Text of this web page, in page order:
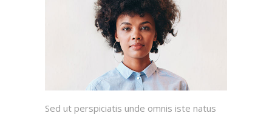
Sed ut perspiciatis unde omnis iste natus